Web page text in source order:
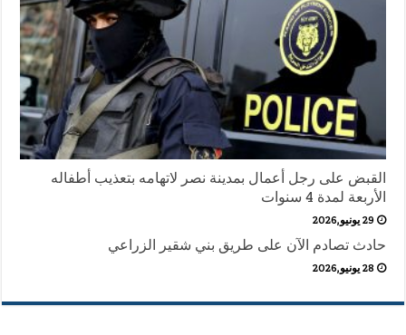
القبض على رجل أعمال بمدينة نصر لاتهامه بتعذيب أطفاله
الأربعة لمدة 4 سنوات
29 يونيو,2026
حادث تصادم الآن على طريق بني شقير الزراعي
28 يونيو,2026